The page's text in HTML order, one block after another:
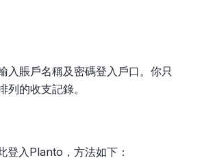
賬戶名稱及密碼登入戶口。你只
的收支記錄。
登入Planto，方法如下：